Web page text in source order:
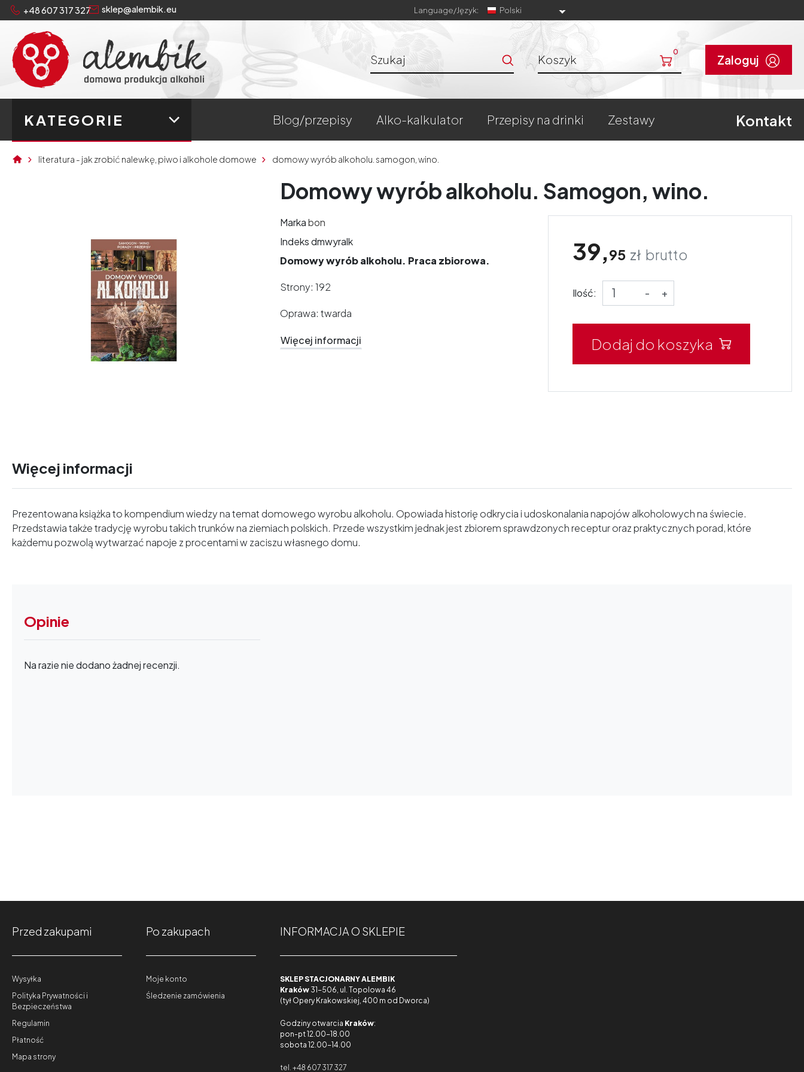
+48 607 317 327 sklep@alembik.eu Language/Język: Polski
Koszyk 0
Zaloguj
KATEGORIE blog/przepisy alko-kalkulator przepisy na drinki zestawy Kontakt
literatura - jak zrobić nalewkę, piwo i alkohole domowe domowy wyrób alkoholu. samogon, wino.
Domowy wyrób alkoholu. Samogon, wino.
Markabon
Indeksdmwyralk
Domowy wyrób alkoholu. Praca zbiorowa.
Strony: 192
Oprawa: twarda
Więcej informacji
39,95 zł brutto
Ilość: - +
Dodaj do koszyka
Więcej informacji
Prezentowana książka to kompendium wiedzy na temat domowego wyrobu alkoholu. Opowiada historię odkrycia i udoskonalania napojów alkoholowych na świecie.
Przedstawia także tradycję wyrobu takich trunków na ziemiach polskich. Przede wszystkim jednak jest zbiorem sprawdzonych receptur oraz praktycznych porad, które
każdemu pozwolą wytwarzać napoje z procentami w zaciszu własnego domu.
Opinie
Na razie nie dodano żadnej recenzji.
Przed zakupami
Wysyłka
Polityka Prywatności i
Bezpieczeństwa
Regulamin
Płatność
Mapa strony
Po zakupach
Moje konto
Śledzenie zamówienia
INFORMACJA O SKLEPIE
SKLEP STACJONARNY ALEMBIK
Kraków 31-506, ul. Topolowa 46
(tył Opery Krakowskiej, 400 m od Dworca)
Godziny otwarcia Kraków:
pon-pt 12.00-18.00
sobota 12.00-14.00
tel. +48 607 317 327